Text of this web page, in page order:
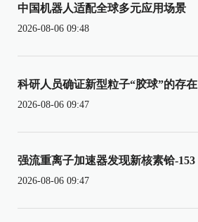
中国机器人适配全球多元应用场景
2026-08-06 09:48
科研人员确证新型粒子“胶球”的存在
2026-08-06 09:47
强流重离子加速器发现新核素铪-153
2026-08-06 09:47